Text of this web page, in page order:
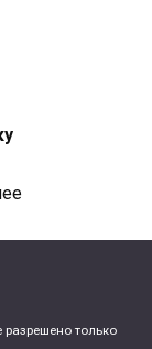
только